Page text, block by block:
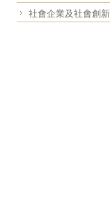
社會企業及社會創新